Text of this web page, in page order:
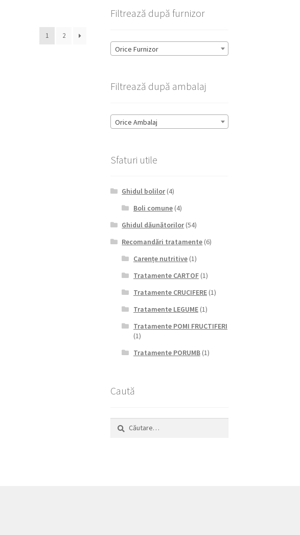
1 2
Filtrează după furnizor
Orice Furnizor
Filtrează după ambalaj
Orice Ambalaj
Sfaturi utile
Ghidul bolilor(4)
Boli comune(4)
Ghidul dăunătorilor(54)
Recomandări tratamente (6)
Carențe nutritive(1)
Tratamente CARTOF(1)
Tratamente CRUCIFERE(1)
Tratamente LEGUME(1)
Tratamente POMI FRUCTIFERI
(1)
Tratamente PORUMB(1)
Caută
Caută